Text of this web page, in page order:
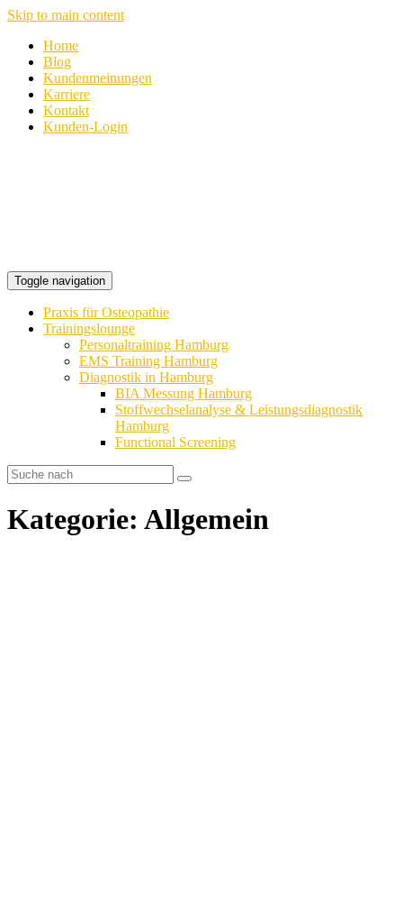
Skip to main content
Home
Blog
Kundenmeinungen
Karriere
Kontakt
Kunden-Login
Toggle navigation
Praxis für Osteopathie
Trainingslounge
Personaltraining Hamburg
EMS Training Hamburg
Diagnostik in Hamburg
BIA Messung Hamburg
Stoffwechselanalyse & Leistungsdiagnostik
Hamburg
Functional Screening
Kategorie: Allgemein